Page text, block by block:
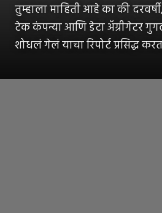
तुम्हाला माहिती आहे का की
टेक कंपन्या आणि डेटा अ‍ॅग्रीगेटर
शोधलं गेलं याचा रिपोर्ट प्रसिद्ध